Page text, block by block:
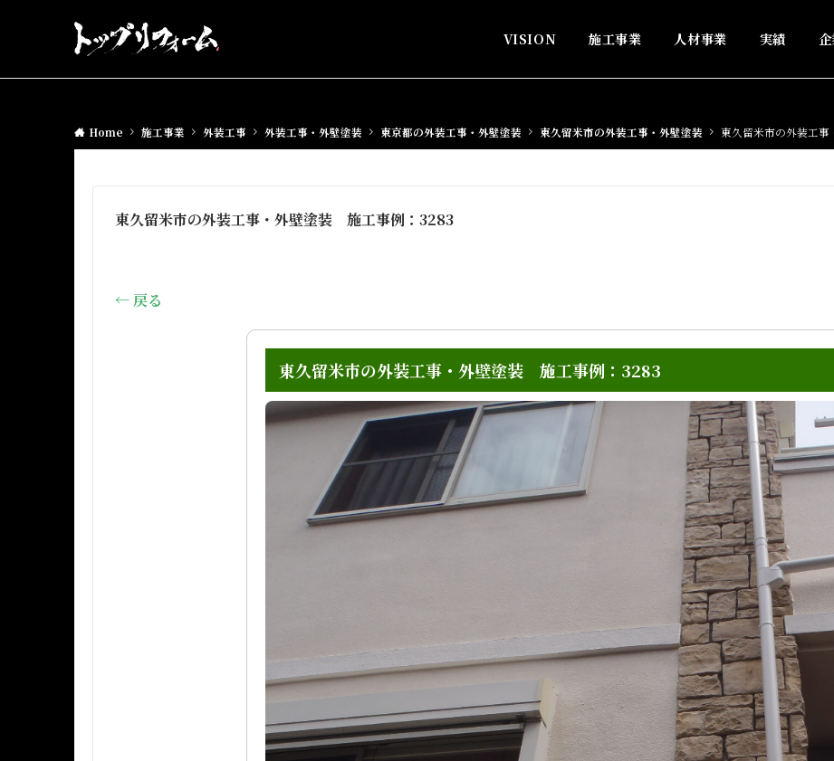
VISION 施工事業 人材事業 実績
Home 施工事業 外装工事 外装工事・外壁塗装 東京都の外装工事・外壁塗装 東久留米市の外装工事・外壁塗装 東久留米市の外装工
東久留米市の外装工事・外壁塗装 施工事例：3283
← 戻る
東久留米市の外装工事・外壁塗装 施工事例：3283